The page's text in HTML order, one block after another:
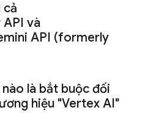
cả
và
API (formerly
là bắt buộc đối
hiệu "Vertex AI"